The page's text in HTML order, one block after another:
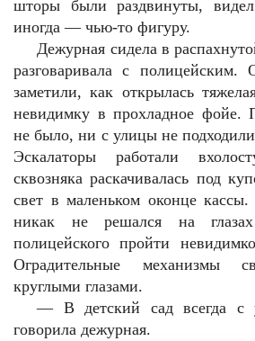
шторы были раздвинуты,
иногда — чью-то фигуру.
Дежурная сидела в
разговаривала с
заметили, как открылась
невидимку в прохладное фойе.
не было, ни с улицы не
Эскалаторы работали
сквозняка раскачивалась под
свет в маленьком оконце
никак не решался на
полицейского пройти
Оградительные механизмы
круглыми глазами.
— В детский сад всегда с
говорила дежурная.